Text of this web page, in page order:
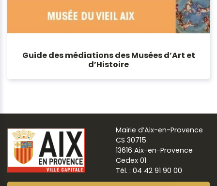
Guide des médiations des Musées d’Art et
d’Histoire
Mairie d’Aix-en-Provence
CS 30715
13616 Aix-en-Provence
Cedex 01
Tél. : 04 42 91 90 00